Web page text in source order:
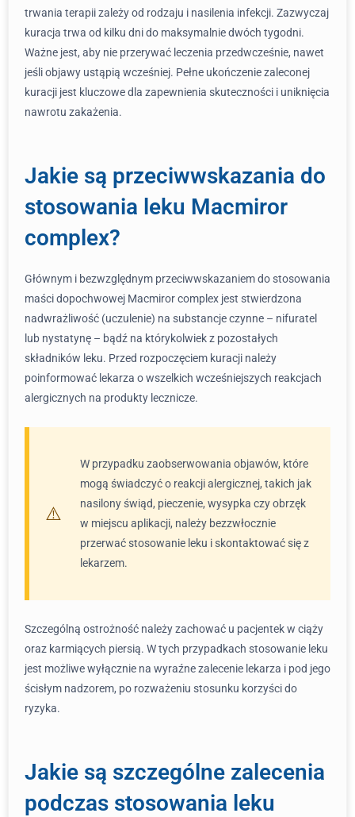
trwania terapii zależy od rodzaju i nasilenia infekcji. Zazwyczaj
kuracja trwa od kilku dni do maksymalnie dwóch tygodni.
Ważne jest, aby nie przerywać leczenia przedwcześnie, nawet
jeśli objawy ustąpią wcześniej. Pełne ukończenie zaleconej
kuracji jest kluczowe dla zapewnienia skuteczności i uniknięcia
nawrotu zakażenia.
Jakie są przeciwwskazania do
stosowania leku Macmiror
complex?
Głównym i bezwzględnym przeciwwskazaniem do stosowania
maści dopochwowej Macmiror complex jest stwierdzona
nadwrażliwość (uczulenie) na substancje czynne – nifuratel
lub nystatynę – bądź na którykolwiek z pozostałych
składników leku. Przed rozpoczęciem kuracji należy
poinformować lekarza o wszelkich wcześniejszych reakcjach
alergicznych na produkty lecznicze.
W przypadku zaobserwowania objawów, które
mogą świadczyć o reakcji alergicznej, takich jak
nasilony świąd, pieczenie, wysypka czy obrzęk
w miejscu aplikacji, należy bezzwłocznie
przerwać stosowanie leku i skontaktować się z
lekarzem.
Szczególną ostrożność należy zachować u pacjentek w ciąży
oraz karmiących piersią. W tych przypadkach stosowanie leku
jest możliwe wyłącznie na wyraźne zalecenie lekarza i pod jego
ścisłym nadzorem, po rozważeniu stosunku korzyści do
ryzyka.
Jakie są szczególne zalecenia
podczas stosowania leku